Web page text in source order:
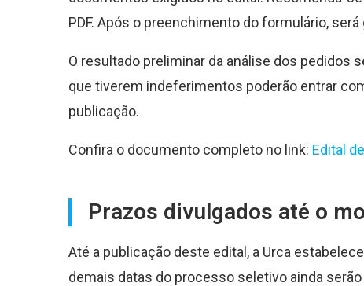
PDF. Após o preenchimento do formulário,
O resultado preliminar da análise dos pedidos
que tiverem indeferimentos poderão entrar
publicação.
Confira o documento completo no link: Edital
Prazos divulgados até o
Até a publicação deste edital, a Urca
demais datas do processo seletivo ainda serão